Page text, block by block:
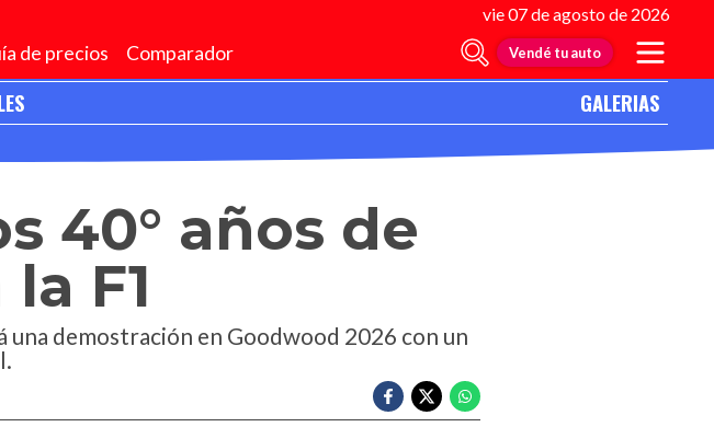
vie 07 de agosto de 2026
de precios Comparador Vendé tu auto
GALERIAS
40° años de
F1
una demostración en Goodwood 2026 con un